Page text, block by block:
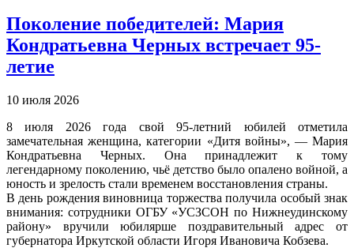
Поколение победителей: Мария
Кондратьевна Черных встречает 95-
летие
10 июля 2026
8 июля 2026 года свой 95-летний юбилей отметила
замечательная женщина, категории «Дитя войны», — Мария
Кондратьевна Черных. Она принадлежит к тому
легендарному поколению, чьё детство было опалено войной, а
юность и зрелость стали временем восстановления страны.
В день рождения виновница торжества получила особый знак
внимания: сотрудники ОГБУ «УСЗСОН по Нижнеудинскому
району» вручили юбилярше поздравительный адрес от
губернатора Иркутской области Игоря Ивановича Кобзева.